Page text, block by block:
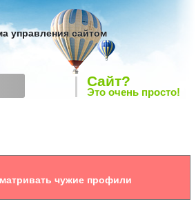
управления сайтом
Сайт?
Это очень просто!
чужие профили